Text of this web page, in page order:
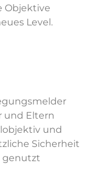
Objektive
Level.
und Eltern
und
Sicherheit
genutzt